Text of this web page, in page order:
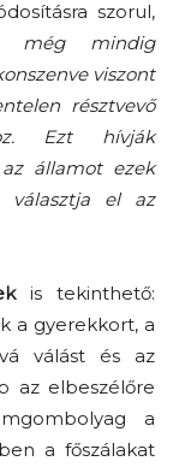
szorul,
még mindig
viszont
résztvevő
Ezt hívják
államot ezek
választja el az
is tekinthető:
a gyerekkort, a
válást és az
az elbeszélőre
a
a főszálakat